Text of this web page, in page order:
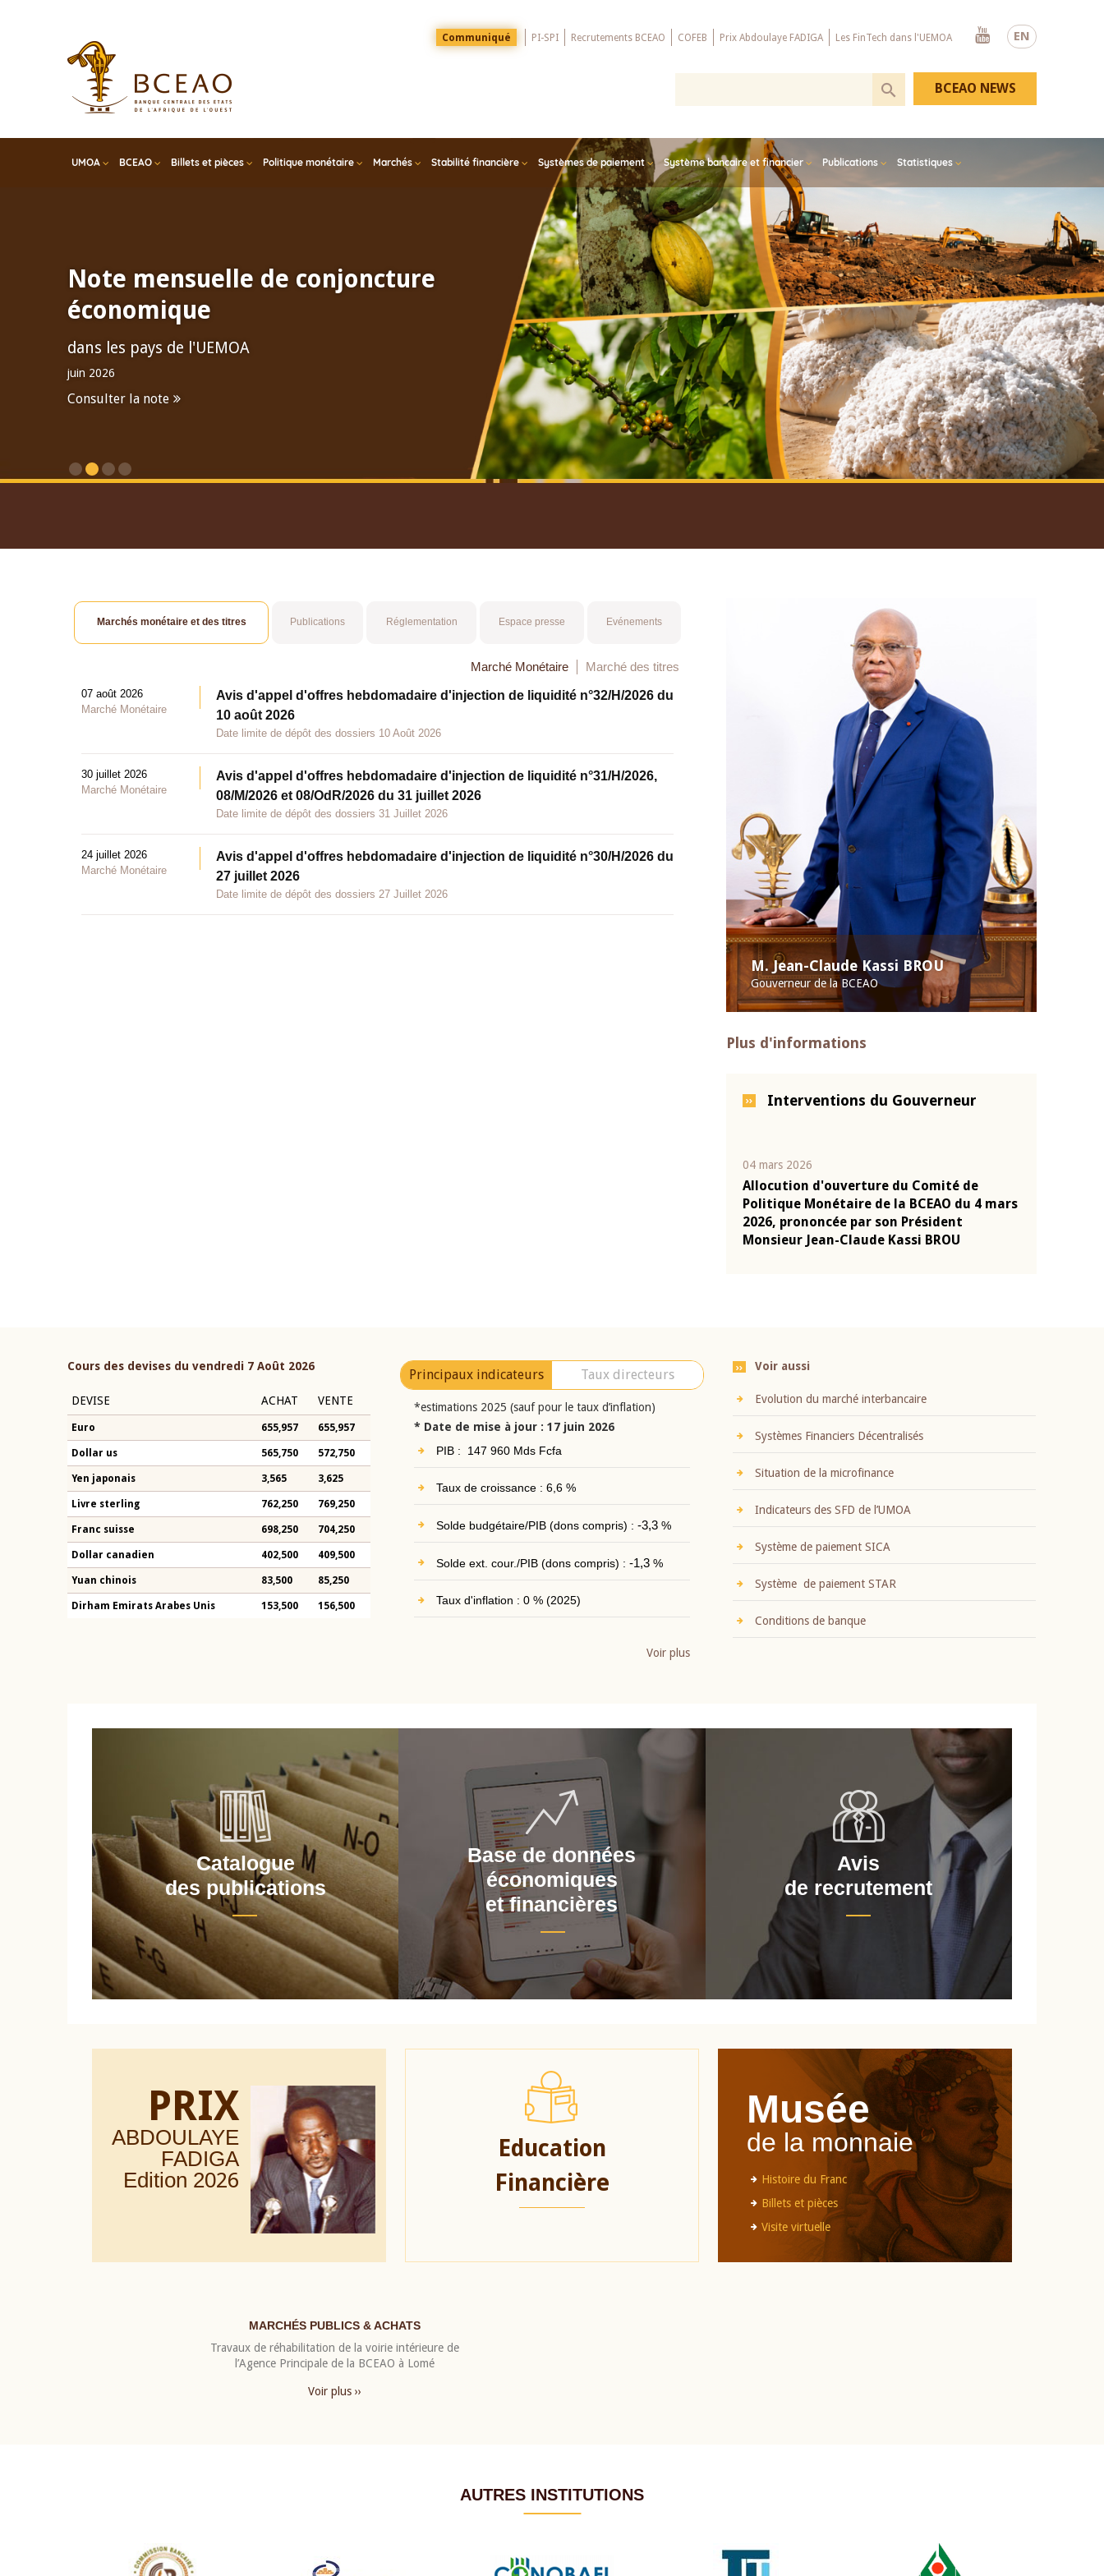
EN
Menu
Top
Communiqué PI-SPI Recrutements BCEAO COFEB Prix Abdoulaye FADIGA Les FinTech dans l'UEMOA
Youtube
UMOA BCEAO Billets et pièces Politique monétaire Marchés Stabilité financière Systèmes de paiement Système bancaire et financier Publications Statistiques
BCEAO NEWS
Note mensuelle de conjoncture
économique
dans les pays de l'UEMOA
juin 2026
Consulter la note
M. Jean-Claude Kassi BROU
Gouverneur de la BCEAO
Plus d'informations
Interventions du Gouverneur
04 mars 2026
Allocution d'ouverture du Comité de
Politique Monétaire de la BCEAO du 4 mars
2026, prononcée par son Président
Monsieur Jean-Claude Kassi BROU
Marchés monétaire et des titres Publications Réglementation Espace presse Evénements
Marché Monétaire Marché des titres
07 août 2026
Marché Monétaire
Avis d'appel d'offres hebdomadaire d'injection de liquidité n°32/H/2026 du
10 août 2026
Date limite de dépôt des dossiers 10 Août 2026
30 juillet 2026
Marché Monétaire
Avis d'appel d'offres hebdomadaire d'injection de liquidité n°31/H/2026,
08/M/2026 et 08/OdR/2026 du 31 juillet 2026
Date limite de dépôt des dossiers 31 Juillet 2026
24 juillet 2026
Marché Monétaire
Avis d'appel d'offres hebdomadaire d'injection de liquidité n°30/H/2026 du
27 juillet 2026
Date limite de dépôt des dossiers 27 Juillet 2026
Cours des devises du vendredi 7 Août 2026
DEVISE ACHAT VENTE
Euro 655,957 655,957
Dollar us 565,750 572,750
Yen japonais 3,565 3,625
Livre sterling 762,250 769,250
Franc suisse 698,250 704,250
Dollar canadien 402,500 409,500
Yuan chinois 83,500 85,250
Dirham Emirats Arabes Unis 153,500 156,500
Principaux indicateurs Taux directeurs
*estimations 2025 (sauf pour le taux d’inflation)
* Date de mise à jour : 17 juin 2026
PIB : 147 960 Mds Fcfa
Taux de croissance : 6,6 %
Solde budgétaire/PIB (dons compris) : -3,3%
Solde ext. cour./PIB (dons compris) : -1,3%
Taux d'inflation : 0 % (2025)
Voir plus
Voir aussi
Evolution du marché interbancaire
Systèmes Financiers Décentralisés
Situation de la microfinance
Indicateurs des SFD de l’UMOA
Système de paiement SICA
Système de paiement STAR
Conditions de banque
Catalogue
des publications
Base de données
économiques
et financières
Avis
de recrutement
PRIX
ABDOULAYE
FADIGA
Edition 2026
Education
Financière
Musée
de la monnaie
Histoire du Franc
Billets et pièces
Visite virtuelle
MARCHÉS PUBLICS & ACHATS
Travaux de réhabilitation de la voirie intérieure de
l’Agence Principale de la BCEAO à Lomé
Voir plus ››
AUTRES INSTITUTIONS